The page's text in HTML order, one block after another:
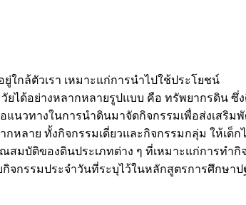
ใกล้ตัวเรา เหมาะแก่การนำไปใช้ประโยชน์
ยได้อย่างหลากหลายรูปแบบ คือ ทรัพยากรดิน
แนวทางในการนำดินมาจัดกิจกรรมเพื่อส่งเส
หลาย ทั้งกิจกรรมเดี่ยวและกิจกรรมกลุ่ม ให้เ
บัติของดินประเภทต่าง ๆ ที่เหมาะแก่การทำ
กรรมประจำวันที่ระบุไว้ในหลักสูตรการศึกษาป